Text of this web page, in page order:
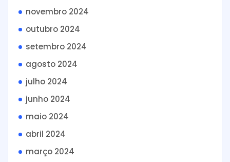
novembro 2024
outubro 2024
setembro 2024
agosto 2024
julho 2024
junho 2024
maio 2024
abril 2024
março 2024